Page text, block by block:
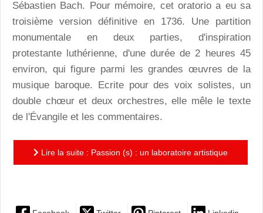
Sébastien Bach. Pour mémoire, cet oratorio a eu sa
troisième version définitive en 1736. Une partition
monumentale en deux parties, d'inspiration
protestante luthérienne, d'une durée de 2 heures 45
environ, qui figure parmi les grandes œuvres de la
musique baroque. Ecrite pour des voix solistes, un
double chœur et deux orchestres, elle mêle le texte
de l'Évangile et les commentaires.
Lire la suite : Passion (s) : un laboratoire artistique